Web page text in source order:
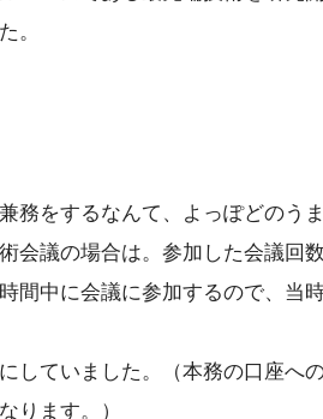
。
務をするなんて、よっぽどのう
会議の場合は。参加した会議回
間中に会議に参加するので、当
していました。（本務の口座へ
ります。）